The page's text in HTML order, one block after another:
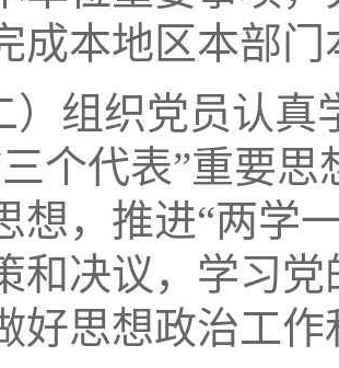
成本地区本部
）组织党员认
个代表”重要
想，推进“两学
和决议，学习
好思想政治工